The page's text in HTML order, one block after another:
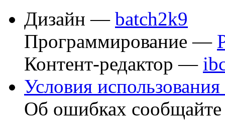
Дизайн — batch2k9
Программирование —
Контент-редактор —
Условия использования
Об ошибках